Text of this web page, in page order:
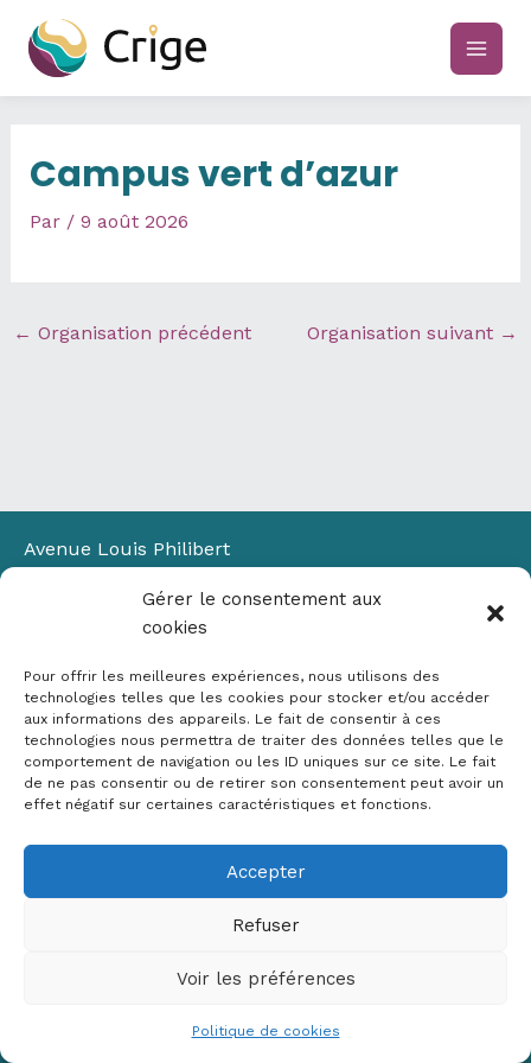
Gérer le consentement aux
cookies
Pour offrir les meilleures expériences, nous utilisons des
technologies telles que les cookies pour stocker et/ou accéder
aux informations des appareils. Le fait de consentir à ces
technologies nous permettra de traiter des données telles que le
comportement de navigation ou les ID uniques sur ce site. Le fait
de ne pas consentir ou de retirer son consentement peut avoir un
effet négatif sur certaines caractéristiques et fonctions.
Accepter
Refuser
Voir les préférences
Politique de cookies
contenu
main
Campus vert d’azur
Par / 9 août 2026
← Organisation précédent Organisation suivant →
Avenue Louis Philibert
Bâtiment Laennec
13100 Aix-en-Provence
✉ contact@crige-paca.org
Mentions légales
RGPD
Copyright © 2026 Crige PACA